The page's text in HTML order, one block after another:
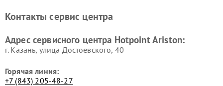
Hotpoint Ariston
Hotpoint Ariston
Ariston
Hotpoint Ariston
Контакты сервис центра
Адрес сервисного центра Hotpoint Ariston:
г. Казань, улица Достоевского, 40
Горячая линия:
+7 (843) 205-48-27